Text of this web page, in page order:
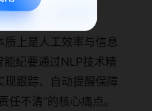
上是人工效率与信息
纪要通过NLP技术精
跟踪、自动提醒保障
任不清”的核心痛点。